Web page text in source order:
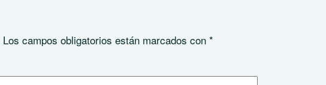
Los campos obligatorios están marcados con *